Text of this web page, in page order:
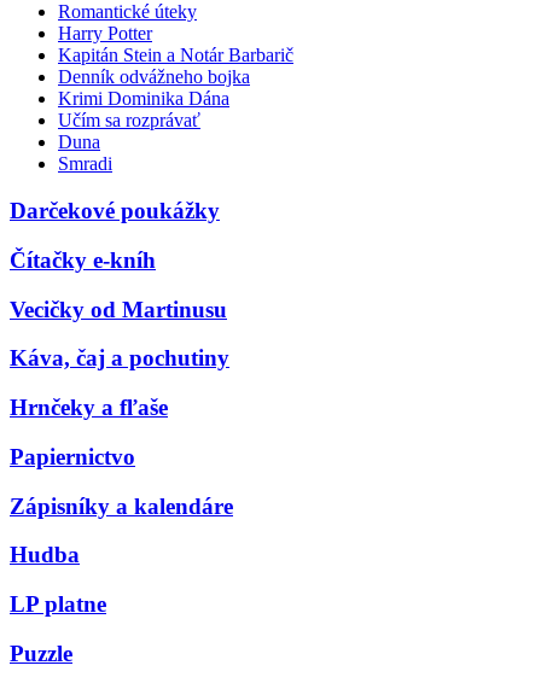
Romantické úteky
Harry Potter
Kapitán Stein a Notár Barbarič
Denník odvážneho bojka
Krimi Dominika Dána
Učím sa rozprávať
Duna
Smradi
Darčekové poukážky
Čítačky e-kníh
Vecičky od Martinusu
Káva, čaj a pochutiny
Hrnčeky a fľaše
Papiernictvo
Zápisníky a kalendáre
Hudba
LP platne
Puzzle